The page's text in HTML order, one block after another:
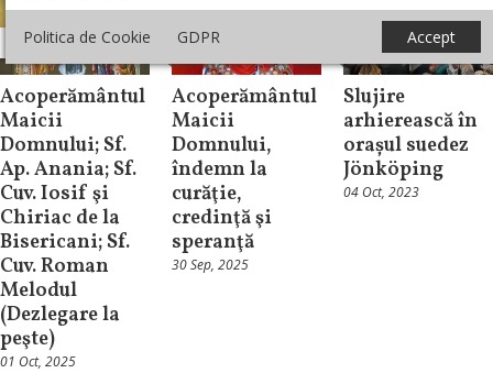
Politica de Cookie GDPR Accept
Sinaxar
Acoperământul
Maicii
Domnului; Sf.
Ap. Anania; Sf.
Cuv. Iosif şi
Chiriac de la
Bisericani; Sf.
Cuv. Roman
Melodul
(Dezlegare la
peşte)
01 Oct, 2025
Theologica
Acoperământul
Maicii
Domnului,
îndemn la
curăţie,
credinţă şi
speranţă
30 Sep, 2025
Diaspora
Slujire
arhierească în
orașul suedez
Jönköping
04 Oct, 2023